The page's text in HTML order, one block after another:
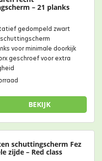
– 21 planks
gedompeld zwart
voor minimale doorkijk
geschroef voor extra
BEKIJK
schuttingscherm Fez
zijde – Red class